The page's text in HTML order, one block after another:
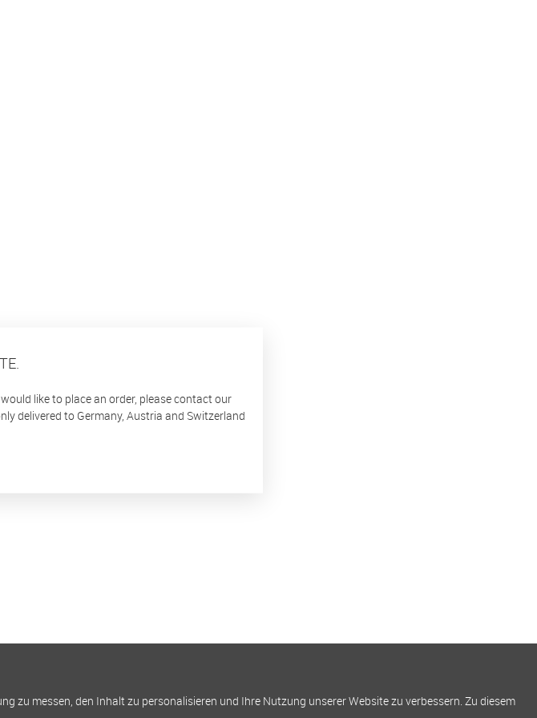
like to place an order, please contact our
delivered to Germany, Austria and Switzerland
zu messen, den Inhalt zu personalisieren und Ihre Nutzung unserer Website zu verbessern. Zu diesem